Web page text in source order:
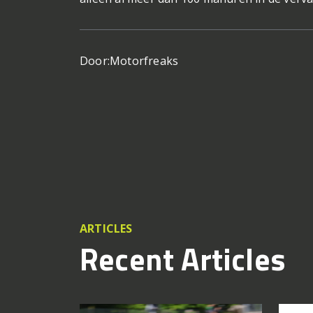
Door:Motorfreaks
ARTICLES
Recent Articles